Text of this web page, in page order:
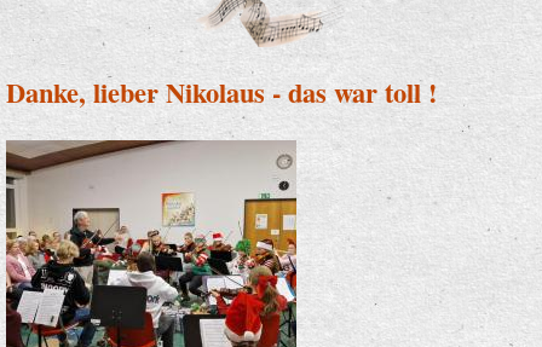
Danke, lieber Nikolaus - das war toll !